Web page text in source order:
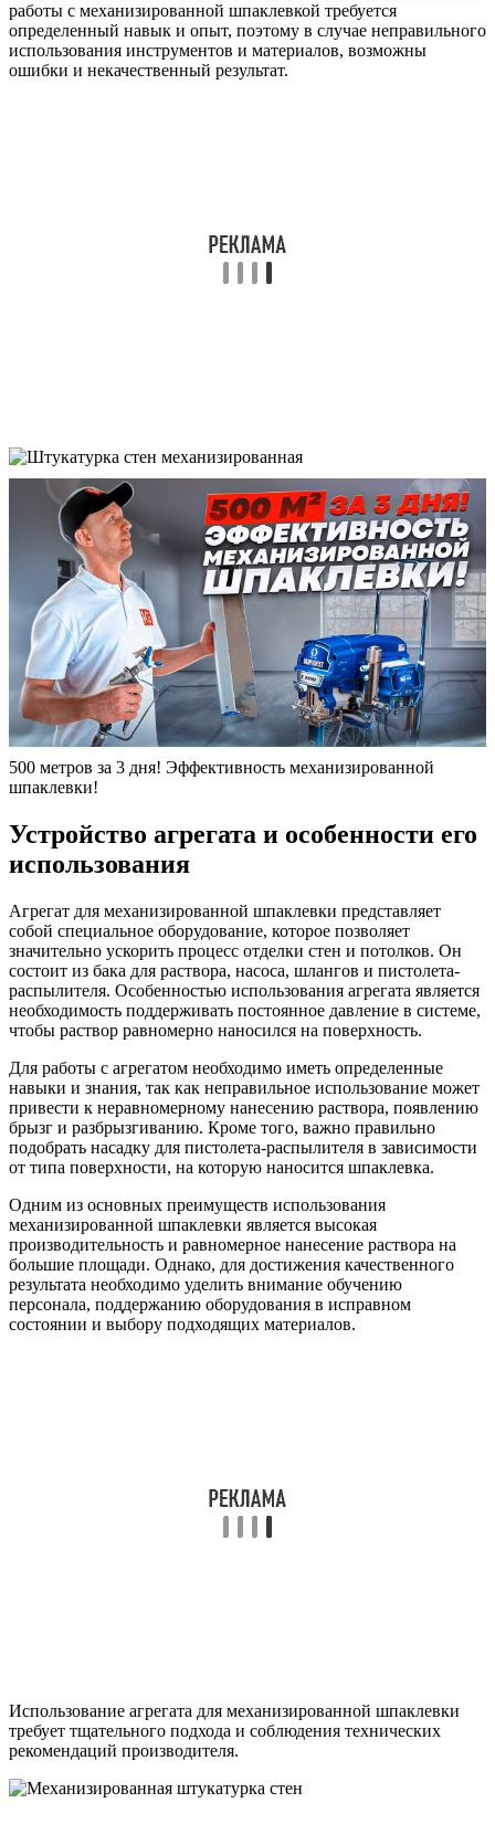
работы с механизированной шпаклевкой требуется
определенный навык и опыт, поэтому в случае неправильного
использования инструментов и материалов, возможны
ошибки и некачественный результат.
500 метров за 3 дня! Эффективность механизированной
шпаклевки!
Устройство агрегата и особенности его
использования
Агрегат для механизированной шпаклевки представляет
собой специальное оборудование, которое позволяет
значительно ускорить процесс отделки стен и потолков. Он
состоит из бака для раствора, насоса, шлангов и пистолета-
распылителя. Особенностью использования агрегата является
необходимость поддерживать постоянное давление в системе,
чтобы раствор равномерно наносился на поверхность.
Для работы с агрегатом необходимо иметь определенные
навыки и знания, так как неправильное использование может
привести к неравномерному нанесению раствора, появлению
брызг и разбрызгиванию. Кроме того, важно правильно
подобрать насадку для пистолета-распылителя в зависимости
от типа поверхности, на которую наносится шпаклевка.
Одним из основных преимуществ использования
механизированной шпаклевки является высокая
производительность и равномерное нанесение раствора на
большие площади. Однако, для достижения качественного
результата необходимо уделить внимание обучению
персонала, поддержанию оборудования в исправном
состоянии и выбору подходящих материалов.
Использование агрегата для механизированной шпаклевки
требует тщательного подхода и соблюдения технических
рекомендаций производителя.